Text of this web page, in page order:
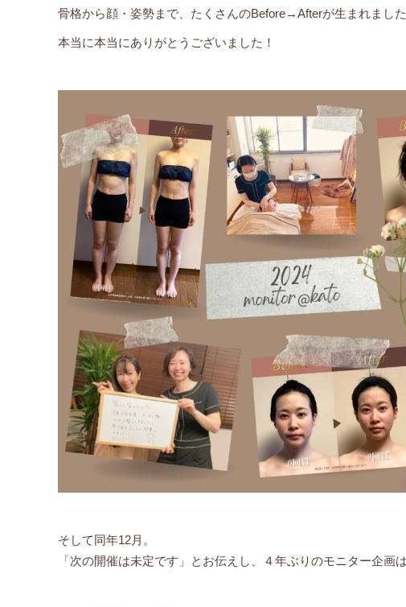
骨格から顔・姿勢まで、たくさんのBefore→Afterが生まれました
本当に本当にありがとうございました！
そして同年12月。
「次の開催は未定です」とお伝えし、４年ぶりのモニター企画